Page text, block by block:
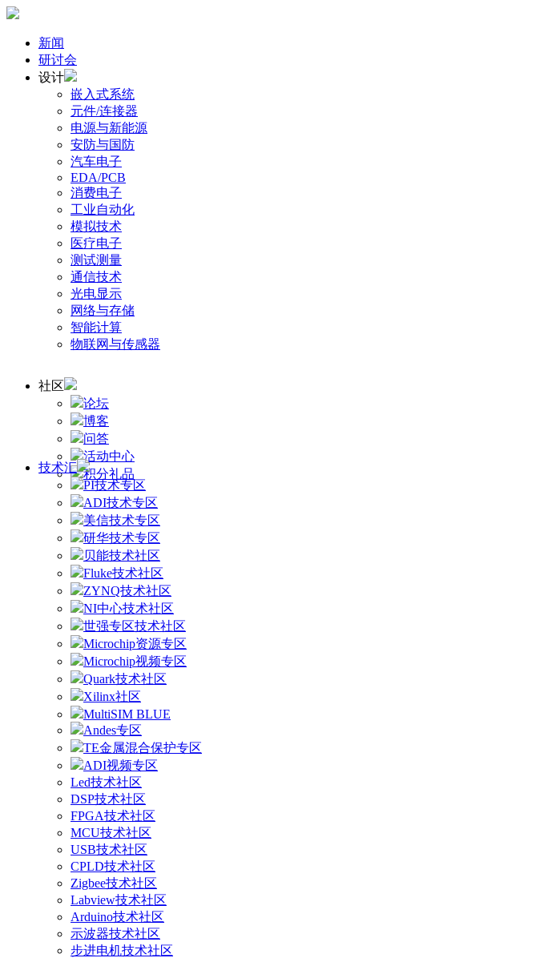
新闻
研讨会
设计
嵌入式系统
元件/连接器
电源与新能源
安防与国防
汽车电子
EDA/PCB
消费电子
工业自动化
模拟技术
医疗电子
测试测量
通信技术
光电显示
网络与存储
智能计算
物联网与传感器
社区
论坛
博客
问答
活动中心
积分礼品
技术汇
PI技术专区
ADI技术专区
美信技术专区
研华技术专区
贝能技术社区
Fluke技术社区
ZYNQ技术社区
NI中心技术社区
世强专区技术社区
Microchip资源专区
Microchip视频专区
Quark技术社区
Xilinx社区
MultiSIM BLUE
Andes专区
TE金属混合保护专区
ADI视频专区
Led技术社区
DSP技术社区
FPGA技术社区
MCU技术社区
USB技术社区
CPLD技术社区
Zigbee技术社区
Labview技术社区
Arduino技术社区
示波器技术社区
步进电机技术社区